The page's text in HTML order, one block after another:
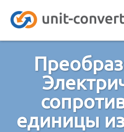
единицы